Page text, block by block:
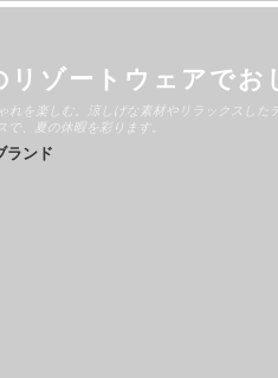
リゾートウェアでお
れを楽しむ。涼しげな素材やリラックスし
で、夏の休暇を彩ります。
ランド